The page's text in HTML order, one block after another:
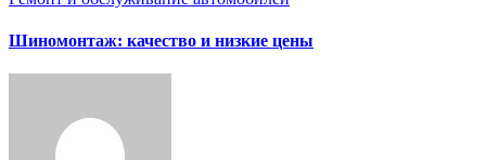
Шиномонтаж: качество и низкие цены